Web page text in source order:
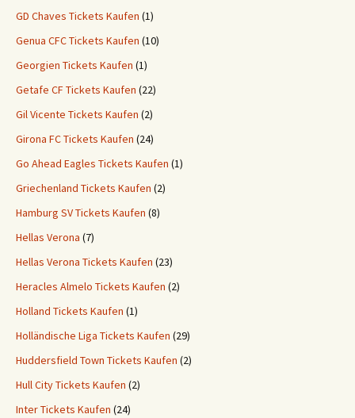
GD Chaves Tickets Kaufen (1)
Genua CFC Tickets Kaufen (10)
Georgien Tickets Kaufen (1)
Getafe CF Tickets Kaufen (22)
Gil Vicente Tickets Kaufen (2)
Girona FC Tickets Kaufen (24)
Go Ahead Eagles Tickets Kaufen (1)
Griechenland Tickets Kaufen (2)
Hamburg SV Tickets Kaufen (8)
Hellas Verona (7)
Hellas Verona Tickets Kaufen (23)
Heracles Almelo Tickets Kaufen (2)
Holland Tickets Kaufen (1)
Holländische Liga Tickets Kaufen (29)
Huddersfield Town Tickets Kaufen (2)
Hull City Tickets Kaufen (2)
Inter Tickets Kaufen (24)